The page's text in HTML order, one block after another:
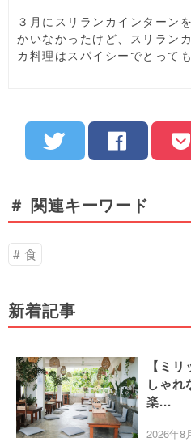
３月にスリランカインターン
かいなかったけど、スリラン
カ料理はスパイシーでとって
＃ 関連キーワード
食
新着記事
【ミ
しゃれ
楽...
2026年8